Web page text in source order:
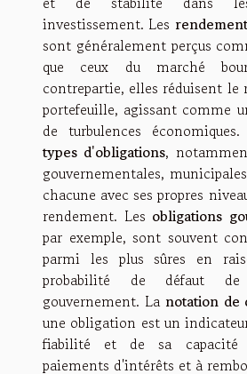
investissement. Les
sont généralement perçus
que ceux du marché
contrepartie, elles réduisent le
portefeuille, agissant comme
de turbulences
types d'obligations,
gouvernementales,
chacune avec ses propres
rendement. Les obligations
par exemple, sont souvent
parmi les plus sûres en
probabilité de défaut
gouvernement. La notation de
une obligation est un
fiabilité et de sa capacité
paiements d'intérêts et à